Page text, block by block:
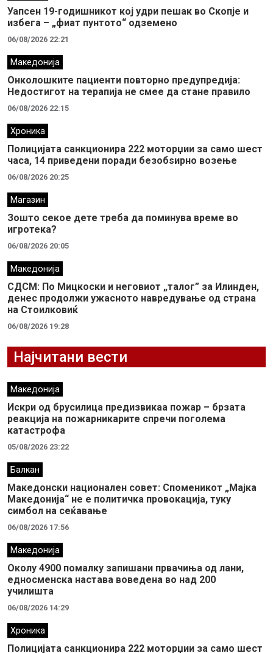
Уапсен 19-годишникот кој удри пешак во Скопје и
избега – „фиат пунтото“ одземено
06/08/2026 22:21
Македонија
Онколошките пациенти повторно предупредија:
Недостигот на терапија не смее да стане правило
06/08/2026 22:15
Хроника
Полицијата санкционира 222 моторџии за само шест
часа, 14 приведени поради безобѕирно возење
06/08/2026 20:25
Магазин
Зошто секое дете треба да поминува време во
игротека?
06/08/2026 20:05
Македонија
СДСМ: По Мицкоски и неговиот „талог” за Илинден,
денес продолжи ужасното навредување од страна
на Стоилковиќ
06/08/2026 19:28
Најчитани вести
Македонија
Искри од брусилица предизвикаа пожар – брзата
реакција на пожарникарите спречи поголема
катастрофа
05/08/2026 23:22
Балкан
Македонски национален совет: Споменикот „Мајка
Македонија“ не е политичка провокација, туку
симбол на сеќавање
06/08/2026 17:56
Македонија
Околу 4900 помалку запишани првачиња од лани,
едносменска настава воведена во над 200
училишта
06/08/2026 14:29
Хроника
Полицијата санкционира 222 моторџии за само шест